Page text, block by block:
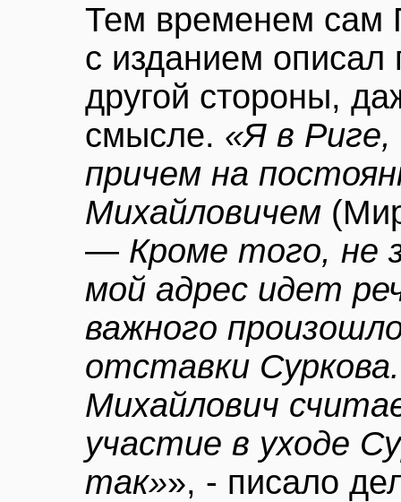
Тем временем сам
с изданием
другой стороны,
смысле. «Я в Риге,
причем на
Михайловичем
— Кроме того, не
мой адрес идет
важного
отставки
Михайлович
участие в уходе
так»», - писало